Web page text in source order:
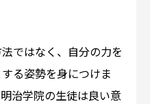
ではなく、自分の力を
る姿勢を身につけま
治学院の生徒は良い意